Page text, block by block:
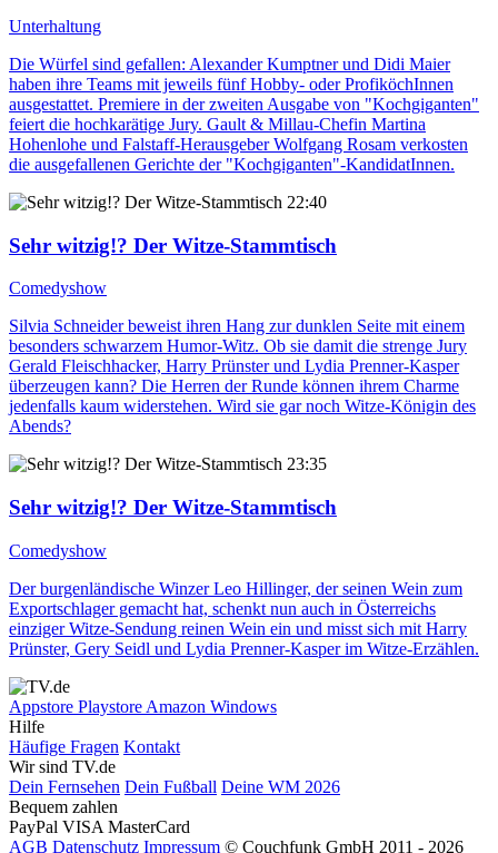
Unterhaltung
Die Würfel sind gefallen: Alexander Kumptner und Didi Maier
haben ihre Teams mit jeweils fünf Hobby- oder ProfiköchInnen
ausgestattet. Premiere in der zweiten Ausgabe von "Kochgiganten"
feiert die hochkarätige Jury. Gault & Millau-Chefin Martina
Hohenlohe und Falstaff-Herausgeber Wolfgang Rosam verkosten
die ausgefallenen Gerichte der "Kochgiganten"-KandidatInnen.
22:40
Sehr witzig!? Der Witze-Stammtisch
Comedyshow
Silvia Schneider beweist ihren Hang zur dunklen Seite mit einem
besonders schwarzem Humor-Witz. Ob sie damit die strenge Jury
Gerald Fleischhacker, Harry Prünster und Lydia Prenner-Kasper
überzeugen kann? Die Herren der Runde können ihrem Charme
jedenfalls kaum widerstehen. Wird sie gar noch Witze-Königin des
Abends?
23:35
Sehr witzig!? Der Witze-Stammtisch
Comedyshow
Der burgenländische Winzer Leo Hillinger, der seinen Wein zum
Exportschlager gemacht hat, schenkt nun auch in Österreichs
einziger Witze-Sendung reinen Wein ein und misst sich mit Harry
Prünster, Gery Seidl und Lydia Prenner-Kasper im Witze-Erzählen.
Appstore Playstore Amazon Windows
Hilfe
Häufige Fragen Kontakt
Wir sind TV.de
Dein Fernsehen Dein Fußball Deine WM 2026
Bequem zahlen
PayPal VISA MasterCard
AGB Datenschutz Impressum © Couchfunk GmbH 2011 - 2026